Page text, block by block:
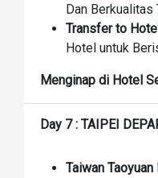
Dan Berkualitas
Transfer to
Hotel untuk
Menginap di Hotel
Taiwan